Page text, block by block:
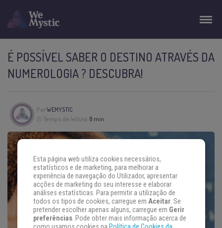
É POSSÍVEL SABER O DESTINO ATRAVÉS DA
NUMEROLOGIA ? DESCUBRA!
PorWEMYSTIC
Tempo de leitura: 8 min
Esta página web utiliza cookies necessários,
estatísticos e de marketing, para melhorar a
experiência de navegação do Utilizador, apresentar
acções de marketing do seu interesse e elaborar
análises estatísticas. Para permitir a utilização de
todos os tipos de cookies, carregue em Aceitar. Se
pretender escolher apenas alguns, carregue em Gerir
preferências. Pode obter mais informação acerca de